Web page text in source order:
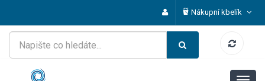
Nákupní kbelík